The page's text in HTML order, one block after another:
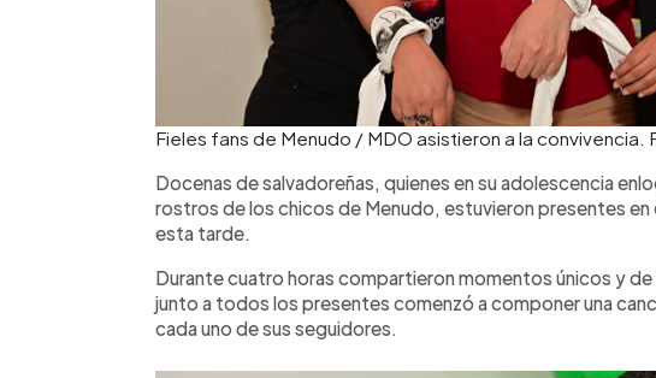
Fieles fans de Menudo / MDO asistieron a la convivencia.
Docenas de salvadoreñas, quienes en su adolescencia
rostros de los chicos de Menudo, estuvieron presentes en
esta tarde.
Durante cuatro horas compartieron momentos únicos y de
junto a todos los presentes comenzó a componer una
cada uno de sus seguidores.